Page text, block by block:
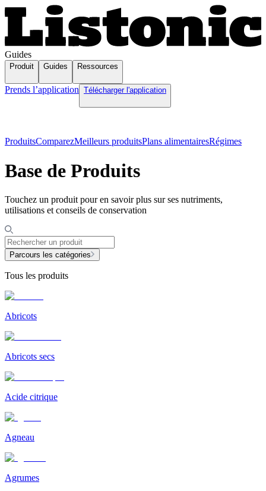
Guides
Produit Guides Ressources
Prends l’application Télécharger l'application
ProduitsComparezMeilleurs produitsPlans alimentairesRégimes
Base de Produits
Touchez un produit pour en savoir plus sur ses nutriments,
utilisations et conseils de conservation
Parcours les catégories
Tous les produits
Abricots
Abricots secs
Acide citrique
Agneau
Agrumes